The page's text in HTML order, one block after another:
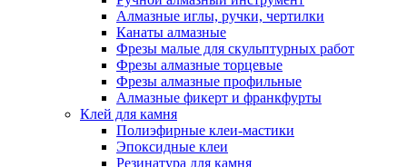
Алмазные иглы, ручки, чертилки
Канаты алмазные
Фрезы малые для скульптурных работ
Фрезы алмазные торцевые
Фрезы алмазные профильные
Алмазные фикерт и франкфурты
Клей для камня
Полиэфирные клеи-мастики
Эпоксидные клеи
Резинатура для камня